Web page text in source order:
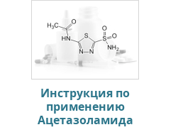
Инструкция по
применению
Ацетазоламида